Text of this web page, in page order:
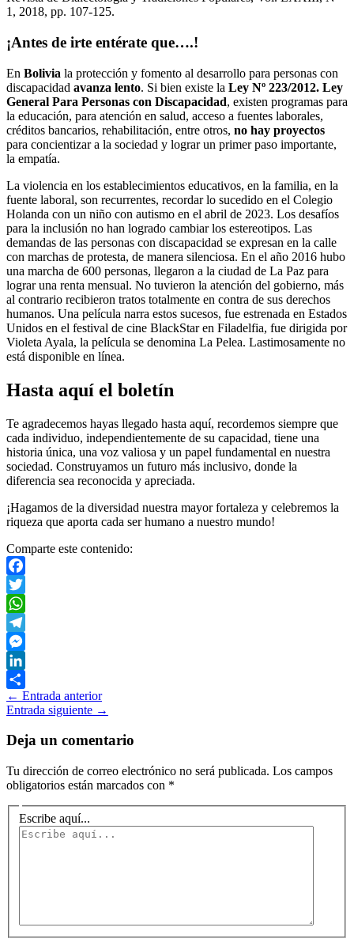
1, 2018, pp. 107-125.
¡Antes de irte entérate que….!
En Bolivia la protección y fomento al desarrollo para personas con
discapacidad avanza lento. Si bien existe la Ley Nº 223/2012. Ley
General Para Personas con Discapacidad, existen programas para
la educación, para atención en salud, acceso a fuentes laborales,
créditos bancarios, rehabilitación, entre otros, no hay proyectos
para concientizar a la sociedad y lograr un primer paso importante,
la empatía.
La violencia en los establecimientos educativos, en la familia, en la
fuente laboral, son recurrentes, recordar lo sucedido en el Colegio
Holanda con un niño con autismo en el abril de 2023. Los desafíos
para la inclusión no han logrado cambiar los estereotipos. Las
demandas de las personas con discapacidad se expresan en la calle
con marchas de protesta, de manera silenciosa. En el año 2016 hubo
una marcha de 600 personas, llegaron a la ciudad de La Paz para
lograr una renta mensual. No tuvieron la atención del gobierno, más
al contrario recibieron tratos totalmente en contra de sus derechos
humanos. Una película narra estos sucesos, fue estrenada en Estados
Unidos en el festival de cine BlackStar en Filadelfia, fue dirigida por
Violeta Ayala, la película se denomina La Pelea. Lastimosamente no
está disponible en línea.
Hasta aquí el boletín
Te agradecemos hayas llegado hasta aquí, recordemos siempre que
cada individuo, independientemente de su capacidad, tiene una
historia única, una voz valiosa y un papel fundamental en nuestra
sociedad. Construyamos un futuro más inclusivo, donde la
diferencia sea reconocida y apreciada.
¡Hagamos de la diversidad nuestra mayor fortaleza y celebremos la
riqueza que aporta cada ser humano a nuestro mundo!
Comparte este contenido:
Facebook
Twitter
WhatsApp
Telegram
Messenger
LinkedIn
Compartir
← Entrada anterior
Entrada siguiente →
Deja un comentario
Tu dirección de correo electrónico no será publicada. Los campos
obligatorios están marcados con *
Escribe aquí...